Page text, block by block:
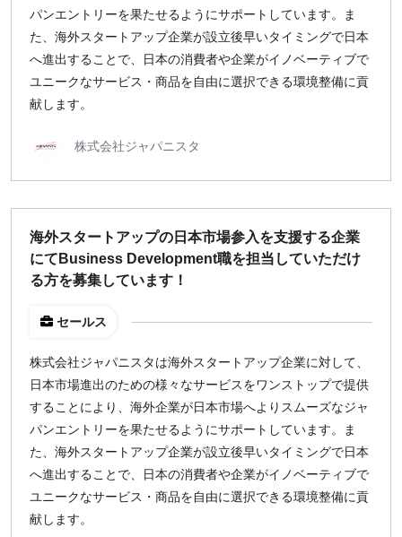
パンエントリーを果たせるようにサポートしています。ま
た、海外スタートアップ企業が設立後早いタイミングで日本
へ進出することで、日本の消費者や企業がイノベーティブで
ユニークなサービス・商品を自由に選択できる環境整備に貢
献します。
株式会社ジャパニスタ
海外スタートアップの日本市場参入を支援する企業
にてBusiness Development職を担当していただけ
る方を募集しています！
セールス
株式会社ジャパニスタは海外スタートアップ企業に対して、
日本市場進出のための様々なサービスをワンストップで提供
することにより、海外企業が日本市場へよりスムーズなジャ
パンエントリーを果たせるようにサポートしています。ま
た、海外スタートアップ企業が設立後早いタイミングで日本
へ進出することで、日本の消費者や企業がイノベーティブで
ユニークなサービス・商品を自由に選択できる環境整備に貢
献します。